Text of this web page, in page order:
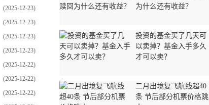
(2025-12-23)
(2025-12-23)
(2025-12-23)
(2025-12-23)
(2025-12-22)
(2025-12-22)
(2025-12-22)
为什么还有收益？
投资的基金买了几天可
以卖掉？基金入手多久
才可以卖？
二月出境复飞航线超40
条 节后部分机票价格跳